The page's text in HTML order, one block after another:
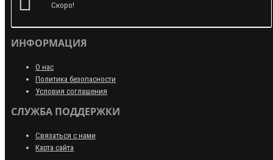
Скоро!
ИНФОРМАЦИЯ
О нас
Политика безопасности
Условия соглашения
СЛУЖБА ПОДДЕРЖКИ
Связаться с нами
Карта сайта